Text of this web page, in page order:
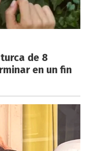
de 8
en un fin